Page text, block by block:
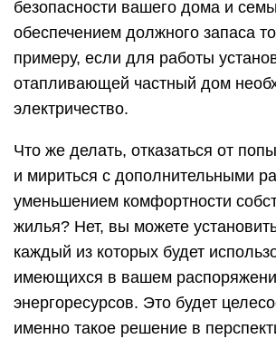
безопасности вашего дома и
обеспечением должного запаса
примеру, если для работы
отапливающей частный дом
электричество.
Что же делать, отказаться от
и мириться с дополнительными
уменьшением комфортности
жилья? Нет, вы можете
каждый из которых будет
имеющихся в вашем
энергоресурсов. Это будет
именно такое решение в